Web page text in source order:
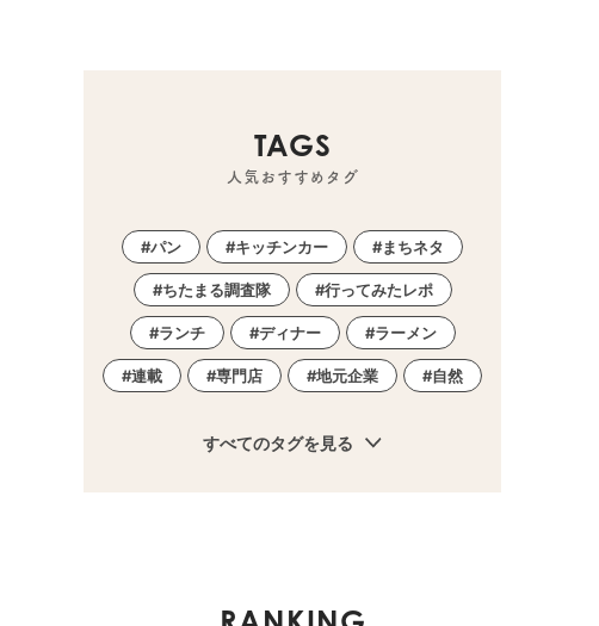
TAGS
人気おすすめタグ
パン キッチンカー まちネタ
ちたまる調査隊 行ってみたレポ
ランチ ディナー ラーメン
連載 専門店 地元企業 自然
すべてのタグを見る